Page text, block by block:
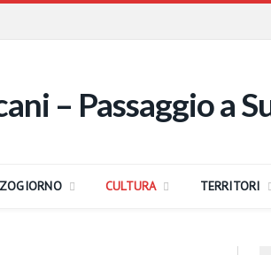
CULTURA TERRITORI